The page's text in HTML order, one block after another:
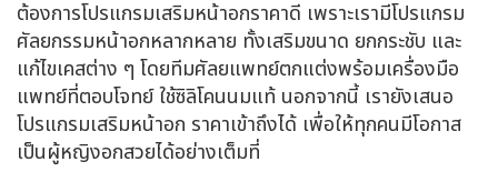
ต้องการโปรแกรมเสริมหน้าอกราคาดี เพราะเรามีโปรแกรม
ศัลยกรรมหน้าอกหลากหลาย ทั้งเสริมขนาด ยกกระชับ และ
แก้ไขเคสต่าง ๆ โดยทีมศัลยแพทย์ตกแต่งพร้อมเครื่องมือ
แพทย์ที่ตอบโจทย์ ใช้ซิลิโคนนมแท้ นอกจากนี้ เรายังเสนอ
โปรแกรมเสริมหน้าอก ราคาเข้าถึงได้ เพื่อให้ทุกคนมีโอกาส
เป็นผู้หญิงอกสวยได้อย่างเต็มที่